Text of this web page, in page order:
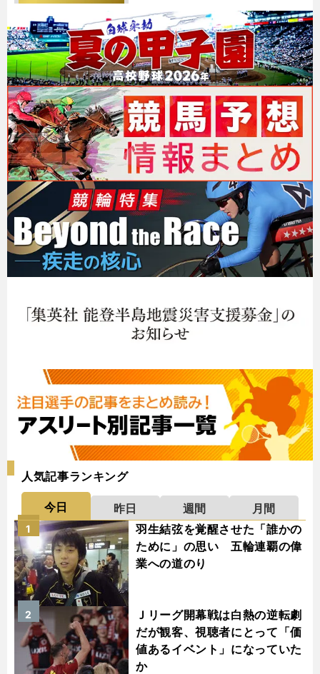
人気記事ランキング
今日 昨日 週間
月間
羽生結弦を覚醒させた「誰かの
ために」の思い 五輪連覇の偉
業への道のり
1
Ｊリーグ開幕戦は白熱の逆転劇
だが観客、視聴者にとって「価
値あるイベント」になっていた
か
2